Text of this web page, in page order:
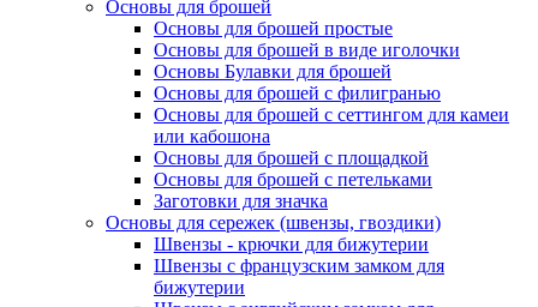
Основы для брошей
Основы для брошей простые
Основы для брошей в виде иголочки
Основы Булавки для брошей
Основы для брошей с филигранью
Основы для брошей с сеттингом для камеи
или кабошона
Основы для брошей с площадкой
Основы для брошей с петельками
Заготовки для значка
Основы для сережек (швензы, гвоздики)
Швензы - крючки для бижутерии
Швензы с французским замком для
бижутерии